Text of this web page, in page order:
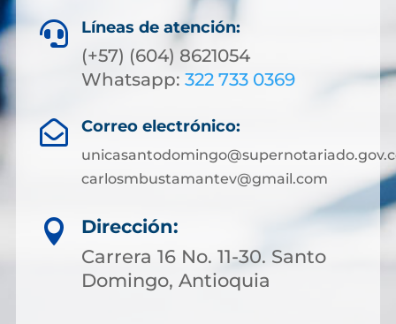
 Líneas de atención:
(+57) (604) 8621054
Whatsapp: 322 733 0369
 Correo electrónico:
carlosmbustamantev@gmail.com

Dirección:
Carrera 16 No. 11-30. Santo
Domingo, Antioquia